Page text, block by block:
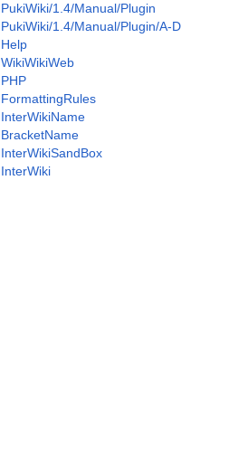
PukiWiki/1.4/Manual/Plugin
PukiWiki/1.4/Manual/Plugin/A-D
Help
WikiWikiWeb
PHP
FormattingRules
InterWikiName
BracketName
InterWikiSandBox
InterWiki